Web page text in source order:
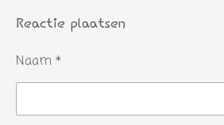
Reactie plaatsen
Naam *